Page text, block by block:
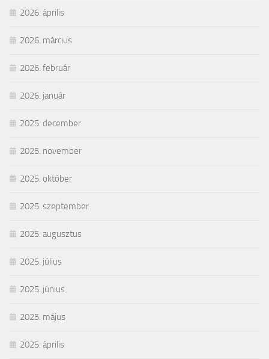
2026. április
2026. március
2026. február
2026. január
2025. december
2025. november
2025. október
2025. szeptember
2025. augusztus
2025. július
2025. június
2025. május
2025. április